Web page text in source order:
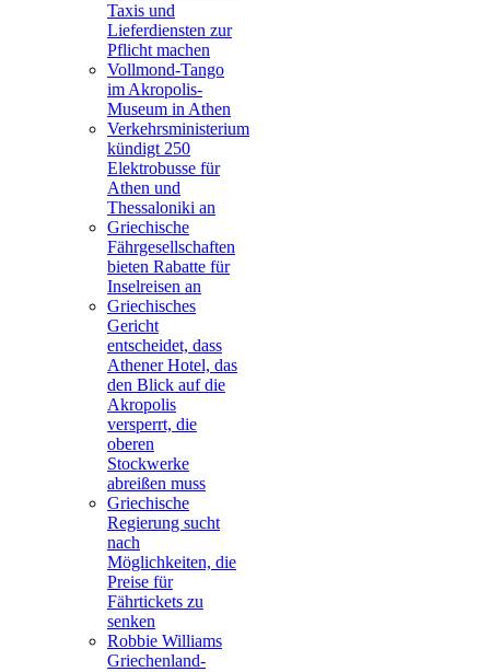
Taxis und
Lieferdiensten zur
Pflicht machen
Vollmond-Tango
im Akropolis-
Museum in Athen
Verkehrsministerium
kündigt 250
Elektrobusse für
Athen und
Thessaloniki an
Griechische
Fährgesellschaften
bieten Rabatte für
Inselreisen an
Griechisches
Gericht
entscheidet, dass
Athener Hotel, das
den Blick auf die
Akropolis
versperrt, die
oberen
Stockwerke
abreißen muss
Griechische
Regierung sucht
nach
Möglichkeiten, die
Preise für
Fährtickets zu
senken
Robbie Williams
Griechenland-